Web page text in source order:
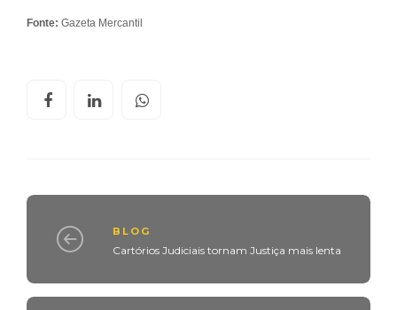
Fonte: Gazeta Mercantil
BLOG
Cartórios Judiciais tornam Justiça mais lenta